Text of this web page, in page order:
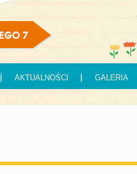
AKTUALNOŚCI GALERIA